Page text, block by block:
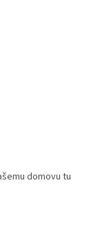
domovu tu